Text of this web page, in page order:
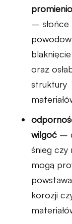
– słońce
oraz
struktury
wilgoć –
śnieg czy
mogą
korozji